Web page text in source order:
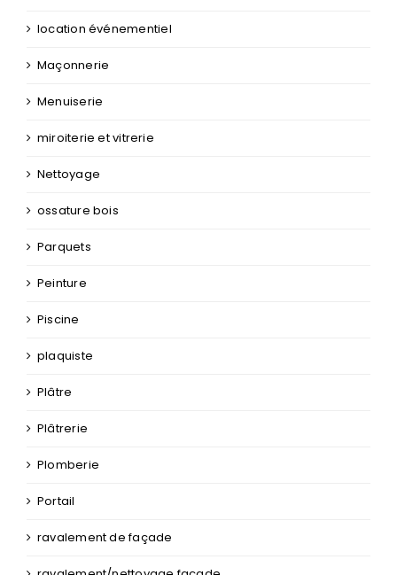
location événementiel
Maçonnerie
Menuiserie
miroiterie et vitrerie
Nettoyage
ossature bois
Parquets
Peinture
Piscine
plaquiste
Plâtre
Plâtrerie
Plomberie
Portail
ravalement de façade